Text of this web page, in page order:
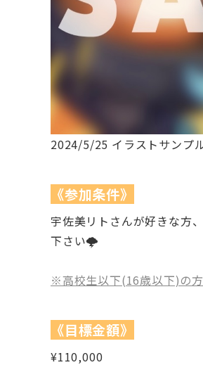
2024/5/25 イラストサンプ
《参加条件》
宇佐美リトさんが好きな方
下さい🌩
※高校生以下(16歳以下)の
《目標金額》
¥110,000